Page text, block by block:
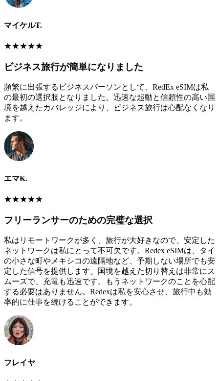
マイケルT.
★★★★★
ビジネス旅行が簡単になりました
頻繁に出張するビジネスパーソンとして、RedEx eSIMは私
の最初の選択肢となりました。迅速な起動と信頼性の高い国
境を越えたカバレッジにより、ビジネス旅行は心配なくなり
ます。
エマK.
★★★★★
フリーランサーのための完璧な選択
私はリモートワークが多く、旅行が大好きなので、安定した
ネットワークは私にとって不可欠です。Redex eSIMは、タイ
の小さな町やメキシコの遠隔地など、予期しない場所でも安
定した信号を提供します。国境を越えた切り替えは非常にス
ムーズで、充電も迅速です。もうネットワークのことを心配
する必要はありません。Redexは私を安心させ、旅行中も効
率的に仕事を続けることができます。
フレイヤ